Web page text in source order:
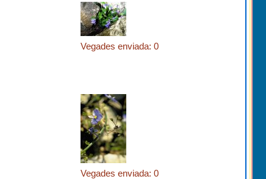
Vegades enviada: 0
Vegades enviada: 0